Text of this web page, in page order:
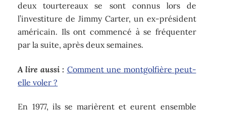
deux tourtereaux se sont connus lors de
l’investiture de Jimmy Carter, un ex-président
américain. Ils ont commencé à se fréquenter
par la suite, après deux semaines.
A lire aussi : Comment une montgolfière peut-
elle voler ?
En 1977, ils se marièrent et eurent ensemble